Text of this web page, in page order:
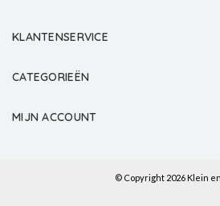
KLANTENSERVICE
CATEGORIEËN
MIJN ACCOUNT
© Copyright 2026 Klein